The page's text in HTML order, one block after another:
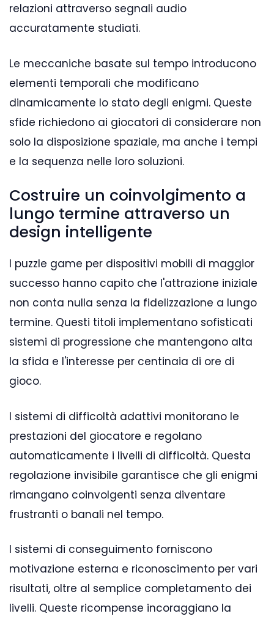
relazioni attraverso segnali audio
accuratamente studiati.
Le meccaniche basate sul tempo introducono
elementi temporali che modificano
dinamicamente lo stato degli enigmi. Queste
sfide richiedono ai giocatori di considerare non
solo la disposizione spaziale, ma anche i tempi
e la sequenza nelle loro soluzioni.
Costruire un coinvolgimento a
lungo termine attraverso un
design intelligente
I puzzle game per dispositivi mobili di maggior
successo hanno capito che l'attrazione iniziale
non conta nulla senza la fidelizzazione a lungo
termine. Questi titoli implementano sofisticati
sistemi di progressione che mantengono alta
la sfida e l'interesse per centinaia di ore di
gioco.
I sistemi di difficoltà adattivi monitorano le
prestazioni del giocatore e regolano
automaticamente i livelli di difficoltà. Questa
regolazione invisibile garantisce che gli enigmi
rimangano coinvolgenti senza diventare
frustranti o banali nel tempo.
I sistemi di conseguimento forniscono
motivazione esterna e riconoscimento per vari
risultati, oltre al semplice completamento dei
livelli. Queste ricompense incoraggiano la